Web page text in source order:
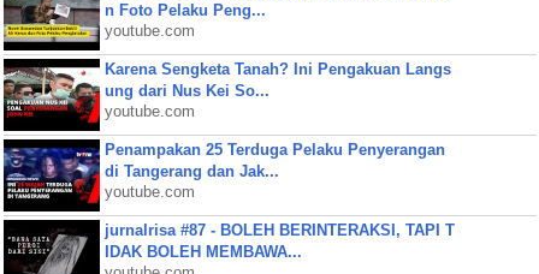
n Foto Pelaku Peng...
youtube.com
Karena Sengketa Tanah? Ini Pengakuan Langs
ung dari Nus Kei So...
youtube.com
Penampakan 25 Terduga Pelaku Penyerangan
di Tangerang dan Jak...
youtube.com
jurnalrisa #87 - BOLEH BERINTERAKSI, TAPI T
IDAK BOLEH MEMBAWA...